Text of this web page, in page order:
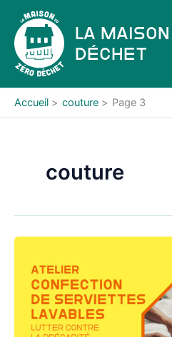
contenu
La
Déchet
Accueil couture Page 3
couture